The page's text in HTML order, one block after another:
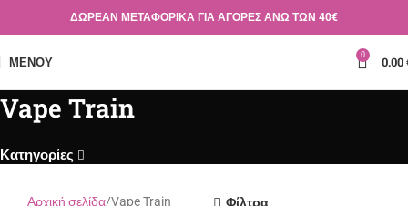
ΔΩΡΕΑΝ ΜΕΤΑΦΟΡΙΚΑ ΓΙΑ ΑΓΟΡΕΣ ΑΝΩ ΤΩΝ 40€
ΜΕΝΟΎ 0 0.00
Vape Train
Κατηγορίες
Αρχική σελίδα Vape Train Φίλτρα